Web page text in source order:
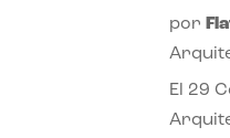
por
El 29